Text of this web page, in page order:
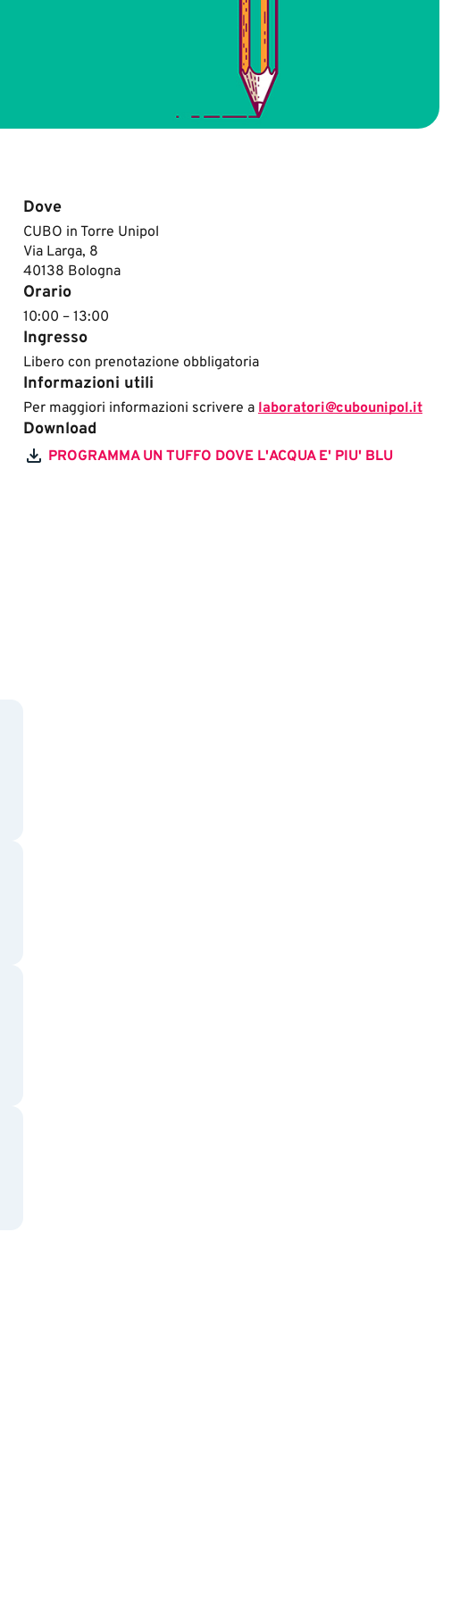
Dove
CUBO in Torre Unipol
Via Larga, 8
40138 Bologna
Orario
10:00 – 13:00
Ingresso
Libero con prenotazione obbligatoria
Informazioni utili
Per maggiori informazioni scrivere a laboratori@cubounipol.it
Download
PROGRAMMA UN TUFFO DOVE L'ACQUA E' PIU' BLU